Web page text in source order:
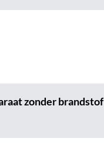
zonder brandstof